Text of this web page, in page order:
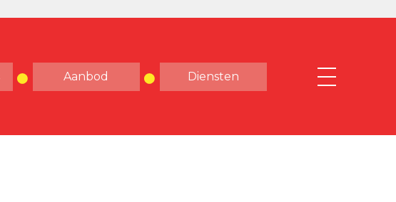
Aanbod Diensten